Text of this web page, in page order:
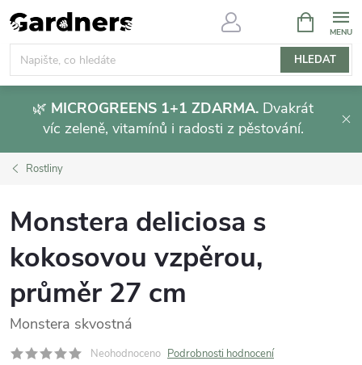
Přejít
na
obsah
HLEDAT
NÁKUPNÍ
KOŠÍK
🌿 MICROGREENS 1+1 ZDARMA. Dvakrát
víc zeleně, vitamínů i radosti z pěstování.
Rostliny
Monstera deliciosa s
kokosovou vzpěrou,
průměr 27 cm
Monstera skvostná
Neohodnoceno Podrobnosti hodnocení